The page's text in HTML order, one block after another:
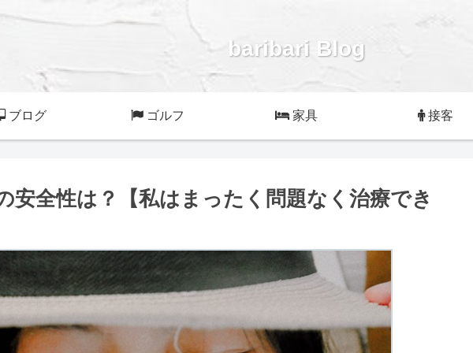
baribari Blog
ブログ ゴルフ 家具 接客
安全性は？【私はまったく問題なく治療でき